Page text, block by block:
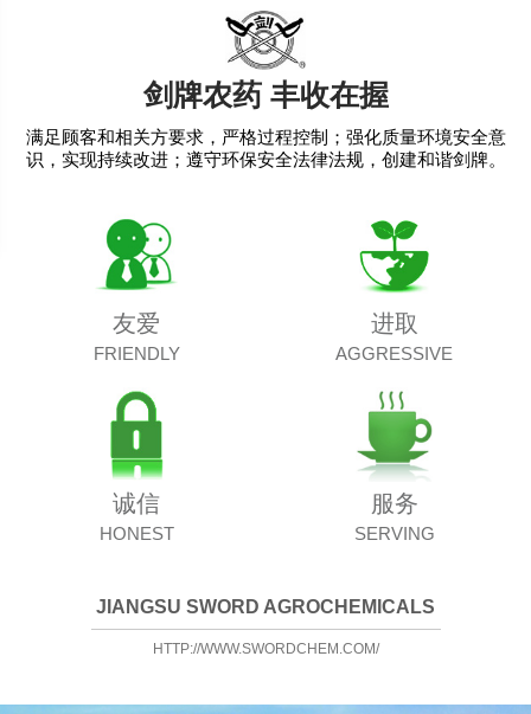
剑牌农药 丰收在握
满足顾客和相关方要求，严格过程控制；强化质量环境安全意
识，实现持续改进；遵守环保安全法律法规，创建和谐剑牌。
友爱
FRIENDLY
进取
AGGRESSIVE
诚信
HONEST
服务
SERVING
JIANGSU SWORD AGROCHEMICALS
HTTP://WWW.SWORDCHEM.COM/